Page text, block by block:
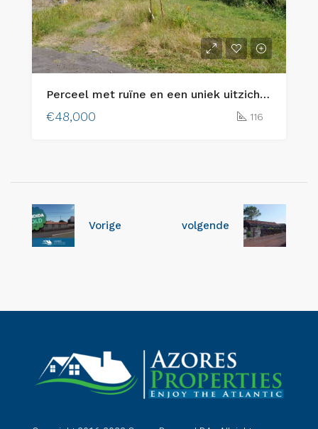
Perceel met ruïne en een uniek uitzicht op de oceaan – Cedros (Sítio do Outeiro), eiland Faial
€48,000 116
Vorige volgende